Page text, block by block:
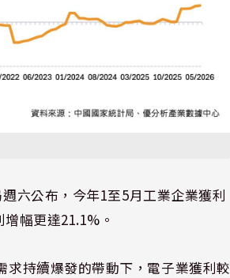
公布，今年1至5月工業企業獲利
幅更達21.1%。
持續爆發的帶動下，電子業獲利較